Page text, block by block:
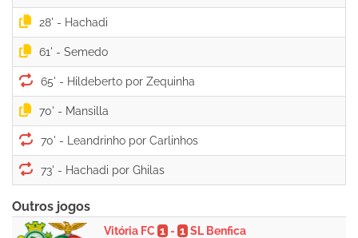
28' -
61' -
65' -
70' -
70' -
73' -
Outros jogos
Vitória FC 1- 1 SL Benfica